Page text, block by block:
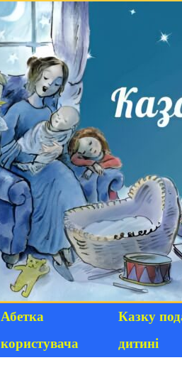
Абетка
користувача
Казку
дитині